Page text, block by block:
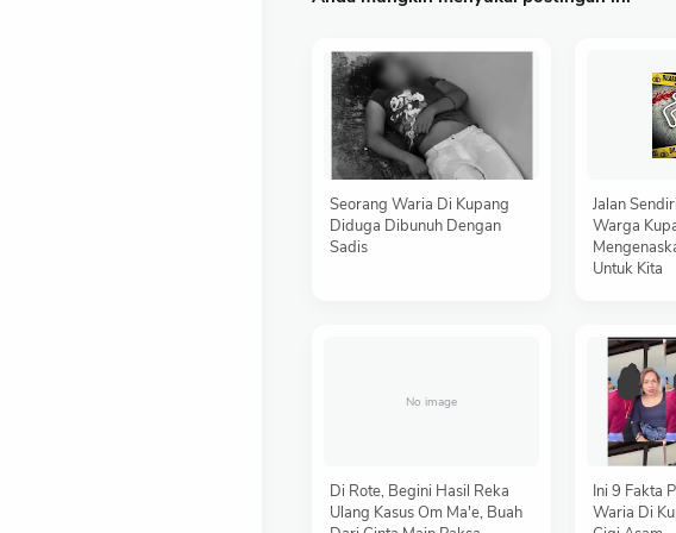
Seorang Waria Di Kupang
Diduga Dibunuh Dengan
Sadis
Jalan
Warga
Untuk Kita
Di Rote, Begini Hasil Reka
Ulang Kasus Om Ma'e, Buah
Ini 9 Fakta
Waria Di